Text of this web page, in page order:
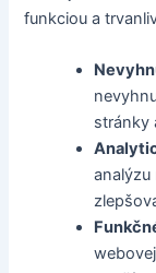
funkciou a
stránky